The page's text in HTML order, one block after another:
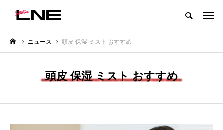
グローバルビューティ＆ヘルスケアビジネス誌
NEW POST カテゴリー毎の最新記事
LIFESTYLE BUSINESS
ニュース 頭皮 保湿 ミスト おすすめ
頭皮 保湿 ミスト おすすめ